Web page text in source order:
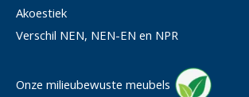
Akoestiek
Verschil NEN, NEN-EN en NPR
Onze milieubewuste meubels